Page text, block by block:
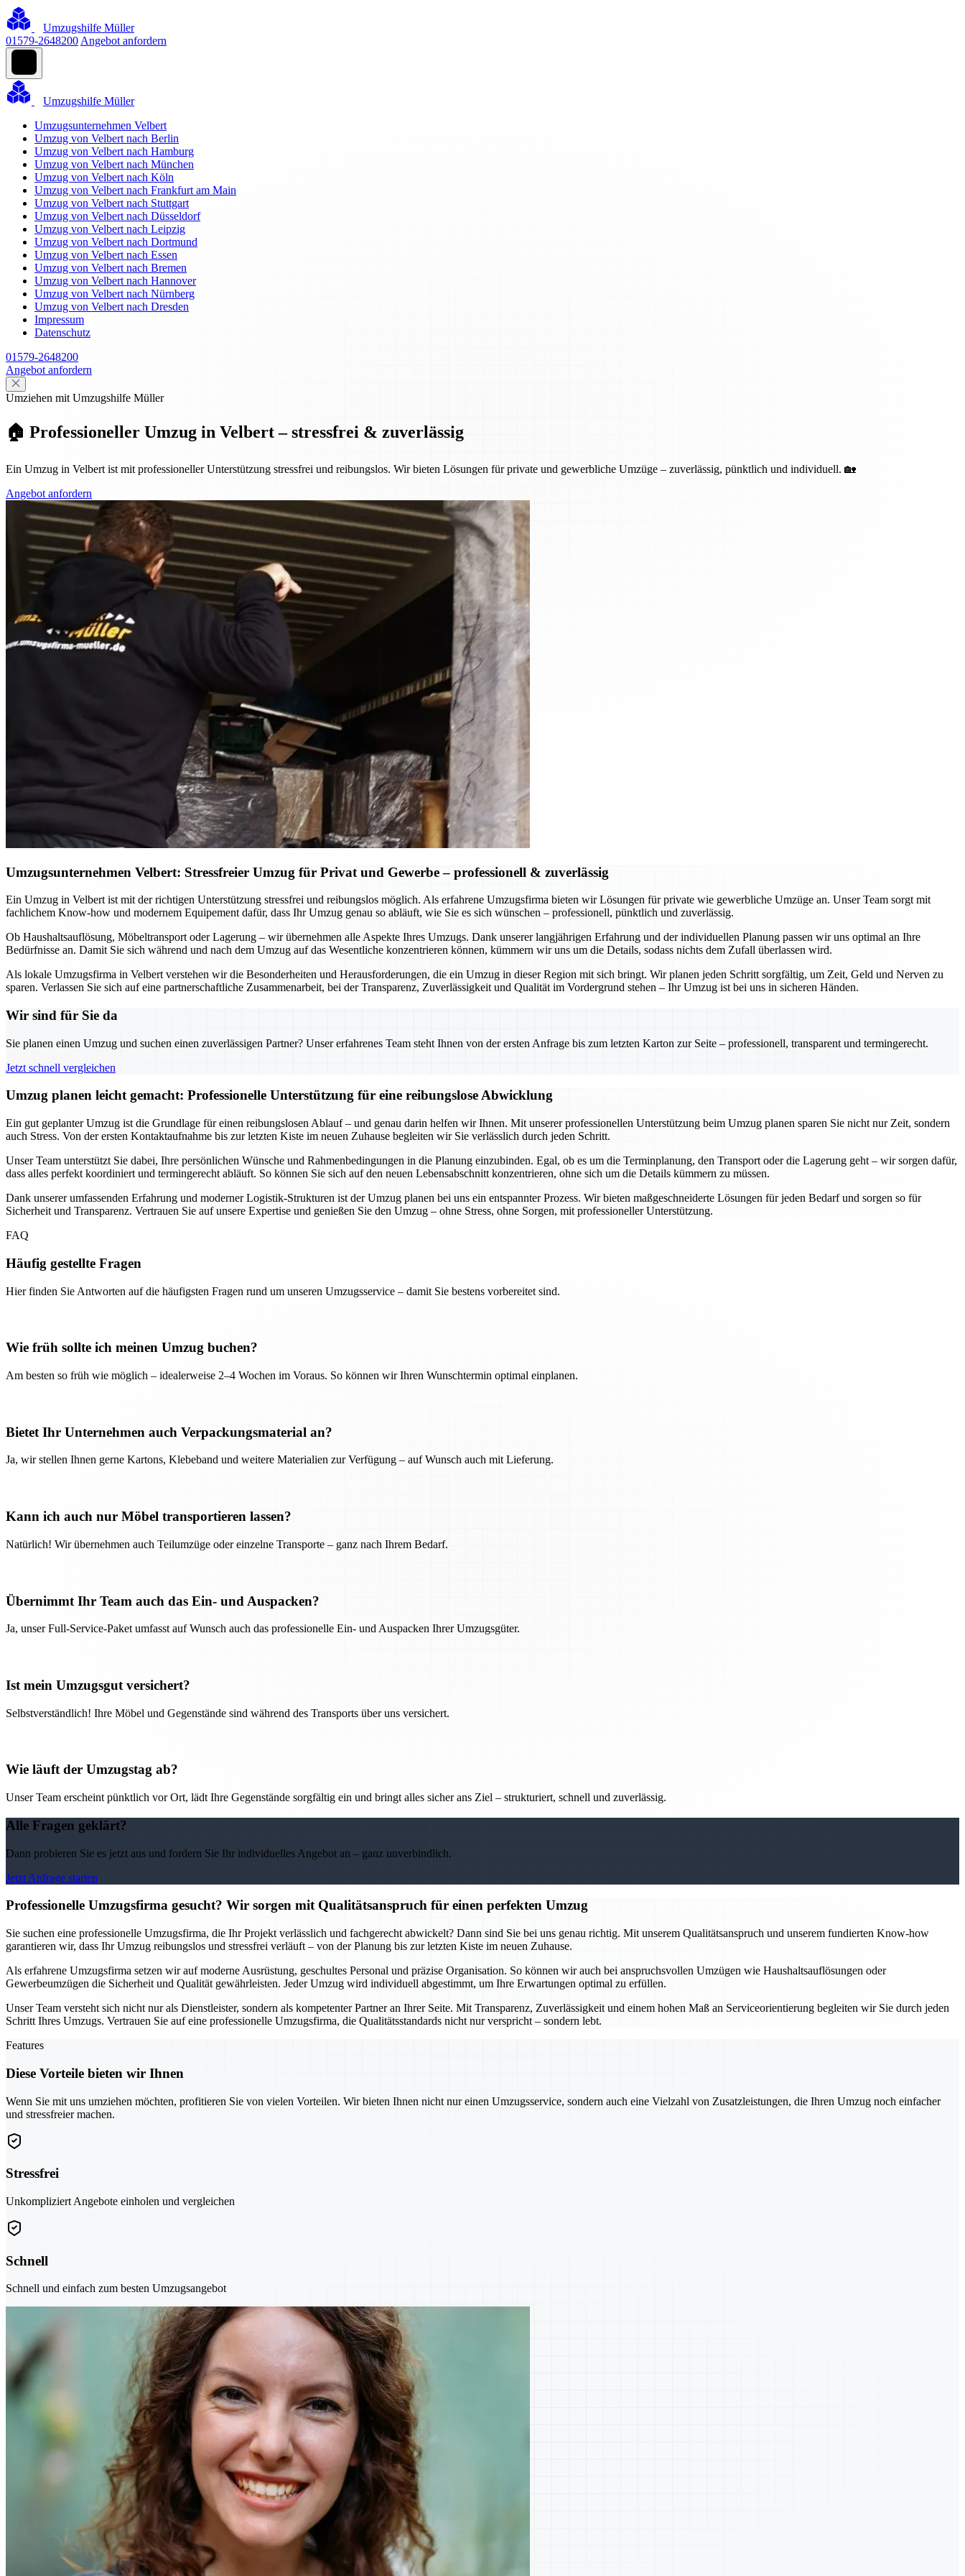
Umzugshilfe Müller
01579-2648200 Angebot anfordern
Umzugshilfe Müller
Umzugsunternehmen Velbert
Umzug von Velbert nach Berlin
Umzug von Velbert nach Hamburg
Umzug von Velbert nach München
Umzug von Velbert nach Köln
Umzug von Velbert nach Frankfurt am Main
Umzug von Velbert nach Stuttgart
Umzug von Velbert nach Düsseldorf
Umzug von Velbert nach Leipzig
Umzug von Velbert nach Dortmund
Umzug von Velbert nach Essen
Umzug von Velbert nach Bremen
Umzug von Velbert nach Hannover
Umzug von Velbert nach Nürnberg
Umzug von Velbert nach Dresden
Impressum
Datenschutz
01579-2648200
Angebot anfordern
Umziehen mit Umzugshilfe Müller
🏠 Professioneller Umzug in Velbert – stressfrei & zuverlässig
Ein Umzug in Velbert ist mit professioneller Unterstützung stressfrei und reibungslos. Wir bieten Lösungen für private und gewerbliche Umzüge – zuverlässig, pünktlich und individuell. 🏡
Angebot anfordern
Umzugsunternehmen Velbert: Stressfreier Umzug für Privat und Gewerbe – professionell & zuverlässig
Ein Umzug in Velbert ist mit der richtigen Unterstützung stressfrei und reibungslos möglich. Als erfahrene Umzugsfirma bieten wir Lösungen für private wie gewerbliche Umzüge an. Unser Team sorgt mit
fachlichem Know-how und modernem Equipement dafür, dass Ihr Umzug genau so abläuft, wie Sie es sich wünschen – professionell, pünktlich und zuverlässig.
Ob Haushaltsauflösung, Möbeltransport oder Lagerung – wir übernehmen alle Aspekte Ihres Umzugs. Dank unserer langjährigen Erfahrung und der individuellen Planung passen wir uns optimal an Ihre
Bedürfnisse an. Damit Sie sich während und nach dem Umzug auf das Wesentliche konzentrieren können, kümmern wir uns um die Details, sodass nichts dem Zufall überlassen wird.
Als lokale Umzugsfirma in Velbert verstehen wir die Besonderheiten und Herausforderungen, die ein Umzug in dieser Region mit sich bringt. Wir planen jeden Schritt sorgfältig, um Zeit, Geld und Nerven zu
sparen. Verlassen Sie sich auf eine partnerschaftliche Zusammenarbeit, bei der Transparenz, Zuverlässigkeit und Qualität im Vordergrund stehen – Ihr Umzug ist bei uns in sicheren Händen.
Wir sind für Sie da
Sie planen einen Umzug und suchen einen zuverlässigen Partner? Unser erfahrenes Team steht Ihnen von der ersten Anfrage bis zum letzten Karton zur Seite – professionell, transparent und termingerecht.
Jetzt schnell vergleichen
Umzug planen leicht gemacht: Professionelle Unterstützung für eine reibungslose Abwicklung
Ein gut geplanter Umzug ist die Grundlage für einen reibungslosen Ablauf – und genau darin helfen wir Ihnen. Mit unserer professionellen Unterstützung beim Umzug planen sparen Sie nicht nur Zeit, sondern
auch Stress. Von der ersten Kontaktaufnahme bis zur letzten Kiste im neuen Zuhause begleiten wir Sie verlässlich durch jeden Schritt.
Unser Team unterstützt Sie dabei, Ihre persönlichen Wünsche und Rahmenbedingungen in die Planung einzubinden. Egal, ob es um die Terminplanung, den Transport oder die Lagerung geht – wir sorgen dafür,
dass alles perfekt koordiniert und termingerecht abläuft. So können Sie sich auf den neuen Lebensabschnitt konzentrieren, ohne sich um die Details kümmern zu müssen.
Dank unserer umfassenden Erfahrung und moderner Logistik-Strukturen ist der Umzug planen bei uns ein entspannter Prozess. Wir bieten maßgeschneiderte Lösungen für jeden Bedarf und sorgen so für
Sicherheit und Transparenz. Vertrauen Sie auf unsere Expertise und genießen Sie den Umzug – ohne Stress, ohne Sorgen, mit professioneller Unterstützung.
FAQ
Häufig gestellte Fragen
Hier finden Sie Antworten auf die häufigsten Fragen rund um unseren Umzugsservice – damit Sie bestens vorbereitet sind.
Wie früh sollte ich meinen Umzug buchen?
Am besten so früh wie möglich – idealerweise 2–4 Wochen im Voraus. So können wir Ihren Wunschtermin optimal einplanen.
Bietet Ihr Unternehmen auch Verpackungsmaterial an?
Ja, wir stellen Ihnen gerne Kartons, Klebeband und weitere Materialien zur Verfügung – auf Wunsch auch mit Lieferung.
Kann ich auch nur Möbel transportieren lassen?
Natürlich! Wir übernehmen auch Teilumzüge oder einzelne Transporte – ganz nach Ihrem Bedarf.
Übernimmt Ihr Team auch das Ein- und Auspacken?
Ja, unser Full-Service-Paket umfasst auf Wunsch auch das professionelle Ein- und Auspacken Ihrer Umzugsgüter.
Ist mein Umzugsgut versichert?
Selbstverständlich! Ihre Möbel und Gegenstände sind während des Transports über uns versichert.
Wie läuft der Umzugstag ab?
Unser Team erscheint pünktlich vor Ort, lädt Ihre Gegenstände sorgfältig ein und bringt alles sicher ans Ziel – strukturiert, schnell und zuverlässig.
Alle Fragen geklärt?
Dann probieren Sie es jetzt aus und fordern Sie Ihr individuelles Angebot an – ganz unverbindlich.
Jetzt Anfrage starten
Professionelle Umzugsfirma gesucht? Wir sorgen mit Qualitätsanspruch für einen perfekten Umzug
Sie suchen eine professionelle Umzugsfirma, die Ihr Projekt verlässlich und fachgerecht abwickelt? Dann sind Sie bei uns genau richtig. Mit unserem Qualitätsanspruch und unserem fundierten Know-how
garantieren wir, dass Ihr Umzug reibungslos und stressfrei verläuft – von der Planung bis zur letzten Kiste im neuen Zuhause.
Als erfahrene Umzugsfirma setzen wir auf moderne Ausrüstung, geschultes Personal und präzise Organisation. So können wir auch bei anspruchsvollen Umzügen wie Haushaltsauflösungen oder
Gewerbeumzügen die Sicherheit und Qualität gewährleisten. Jeder Umzug wird individuell abgestimmt, um Ihre Erwartungen optimal zu erfüllen.
Unser Team versteht sich nicht nur als Dienstleister, sondern als kompetenter Partner an Ihrer Seite. Mit Transparenz, Zuverlässigkeit und einem hohen Maß an Serviceorientierung begleiten wir Sie durch jeden
Schritt Ihres Umzugs. Vertrauen Sie auf eine professionelle Umzugsfirma, die Qualitätsstandards nicht nur verspricht – sondern lebt.
Features
Diese Vorteile bieten wir Ihnen
Wenn Sie mit uns umziehen möchten, profitieren Sie von vielen Vorteilen. Wir bieten Ihnen nicht nur einen Umzugsservice, sondern auch eine Vielzahl von Zusatzleistungen, die Ihren Umzug noch einfacher
und stressfreier machen.
Stressfrei
Unkompliziert Angebote einholen und vergleichen
Schnell
Schnell und einfach zum besten Umzugsangebot